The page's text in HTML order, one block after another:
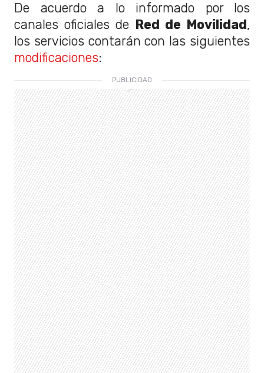
De acuerdo a lo informado por los
canales oficiales de Red de Movilidad,
los servicios contarán con las siguientes
modificaciones: